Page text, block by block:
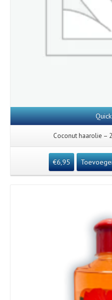
Coconut haarolie –
€6,95